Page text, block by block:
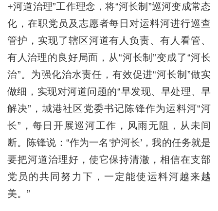
+河道治理”工作理念，将“河长制”巡河变成常态
化，在职党员及志愿者每日对运料河进行巡查
管护，实现了辖区河道有人负责、有人看管、
有人治理的良好局面，从“河长制”变成了“河长
治”。为强化治水责任，有效促进“河长制”做实
做细，实现对河道问题的“早发现、早处理、早
解决”，城港社区党委书记陈锋作为运料河“河
长”，每日开展巡河工作，风雨无阻，从未间
断。陈锋说：“作为一名‘护河长’，我的任务就是
要把河道治理好，使它保持清澈，相信在支部
党员的共同努力下，一定能使运料河越来越
美。”